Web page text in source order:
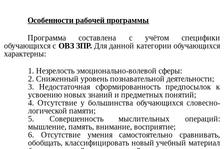
Особенности рабочей программы
Программа составлена с учётом специфики
обучающихся с ОВЗ ЗПР. Для данной категории обучающихся
характерны:
Незрелость эмоционально-волевой сферы:
Сниженный уровень познавательной деятельности;
Недостаточная сформированность предпосылок к
усвоению новых знаний и предметных понятий;
Отсутствие у большинства обучающихся словесно-
логической памяти;
Совершенность мыслительных операций:
мышление, память, внимание, восприятие;
Отсутствие умения самостоятельно сравнивать,
обобщать, классифицировать новый учебный материал